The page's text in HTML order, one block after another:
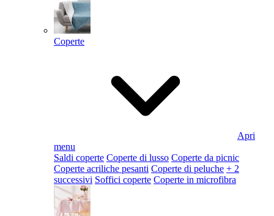
Coperte
Apri
menu
Saldi coperte Coperte di lusso Coperte da picnic
Coperte acriliche pesanti Coperte di peluche + 2
successivi Soffici coperte Coperte in microfibra